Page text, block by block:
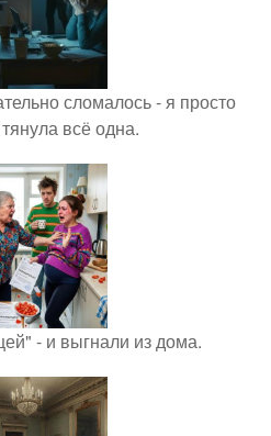
сломалось - я просто
всё одна.
- и выгнали из дома.